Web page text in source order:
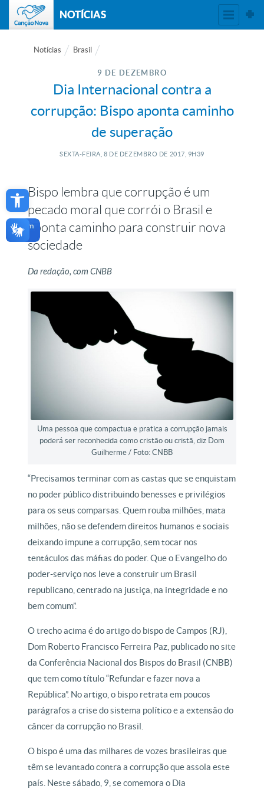
Open toolbar
NOTÍCIAS
Notícias Brasil
9 DE DEZEMBRO
Dia Internacional contra a
corrupção: Bispo aponta caminho
de superação
SEXTA-FEIRA, 8 DE DEZEMBRO DE 2017, 9H39
Bispo lembra que corrupção é um
pecado moral que corrói o Brasil e
aponta caminho para construir nova
sociedade
Da redação, com CNBB
Uma pessoa que compactua e pratica a corrupção jamais
poderá ser reconhecida como cristão ou cristã, diz Dom
Guilherme / Foto: CNBB
“Precisamos terminar com as castas que se enquistam
no poder público distribuindo benesses e privilégios
para os seus comparsas. Quem rouba milhões, mata
milhões, não se defendem direitos humanos e sociais
deixando impune a corrupção, sem tocar nos
tentáculos das máfias do poder. Que o Evangelho do
poder-serviço nos leve a construir um Brasil
republicano, centrado na justiça, na integridade e no
bem comum”.
O trecho acima é do artigo do bispo de Campos (RJ),
Dom Roberto Francisco Ferreira Paz, publicado no site
da Conferência Nacional dos Bispos do Brasil (CNBB)
que tem como título “Refundar e fazer nova a
República”. No artigo, o bispo retrata em poucos
parágrafos a crise do sistema político e a extensão do
câncer da corrupção no Brasil.
O bispo é uma das milhares de vozes brasileiras que
têm se levantado contra a corrupção que assola este
país. Neste sábado, 9, se comemora o Dia